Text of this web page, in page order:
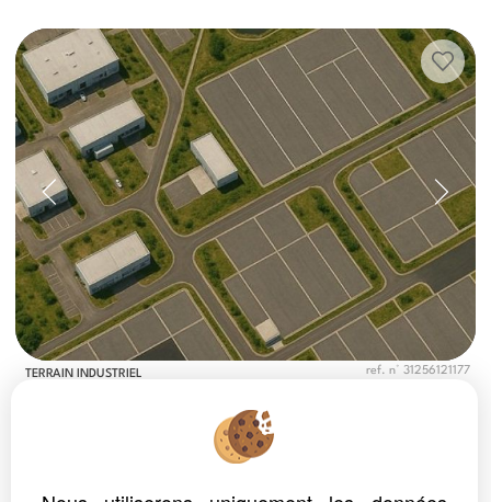
TERRAIN INDUSTRIEL ref. n° 31256121177
Loyer : 4,176.00 €*CC